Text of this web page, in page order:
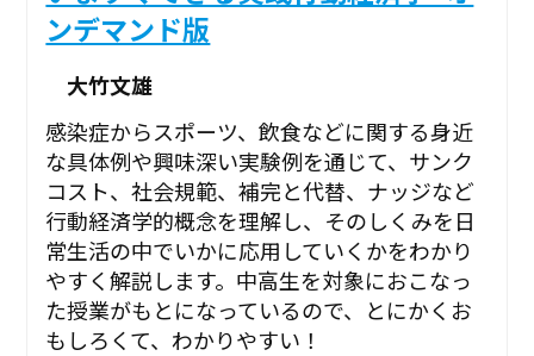
ンデマンド版
大竹文雄
感染症からスポーツ、飲食などに関する身近
な具体例や興味深い実験例を通じて、サンク
コスト、社会規範、補完と代替、ナッジなど
行動経済学的概念を理解し、そのしくみを日
常生活の中でいかに応用していくかをわかり
やすく解説します。中高生を対象におこなっ
た授業がもとになっているので、とにかくお
もしろくて、わかりやすい！